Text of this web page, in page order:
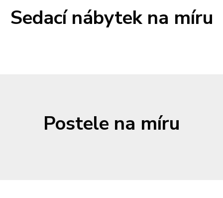
Sedací nábytek na míru
Postele na míru